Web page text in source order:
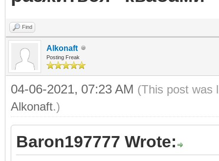
Find
Alkonaft
Posting Freak
04-06-2021, 07:23 AM (This post was
Alkonaft.)
Baron197777 Wrote: